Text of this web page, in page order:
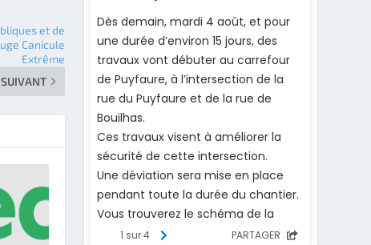
et de
Canicule
Extrême
SUIVANT